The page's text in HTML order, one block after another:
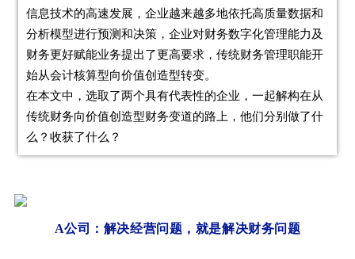
信息技术的高速发展，企业越来越多地依托高质量数据和
分析模型进行预测和决策，企业对财务数字化管理能力及
财务更好赋能业务提出了更高要求，传统财务管理职能开
始从会计核算型向价值创造型转变。
在本文中，选取了两个具有代表性的企业，一起解构在从
传统财务向价值创造型财务变道的路上，他们分别做了什
么？收获了什么？
A公司：解决经营问题，就是解决财务问题